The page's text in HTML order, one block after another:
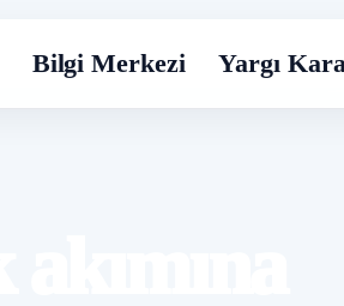
Bilgi Merkezi Yargı